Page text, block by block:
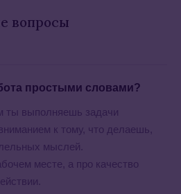
вопросы
простыми словами?
ты выполняешь задачи
к тому, что делаешь,
мыслей.
месте, а про качество